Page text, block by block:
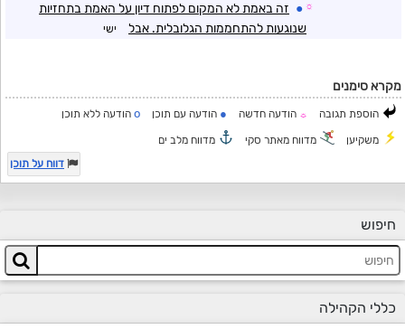
☼
● זה באמת לא המקום לפתוח דיון על האמת בתחזיות
שנוגעות להתחממות הגלובלית. אבל
ישי
מקרא סימנים
הוספת תגובה ☼ הודעה חדשה ● הודעה עם תוכן o הודעה ללא תוכן
משקיען מדווח מאתר סקי
מדווח מלב ים
דווח על תוכן
חיפוש
כללי הקהילה